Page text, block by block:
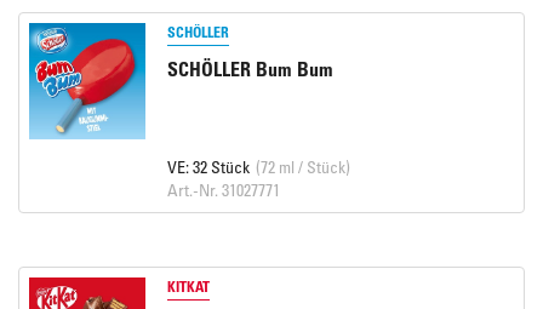
SCHÖLLER
SCHÖLLER Bum Bum
VE: 32 Stück (72 ml / Stück)
Art.-Nr. 31027771
KITKAT